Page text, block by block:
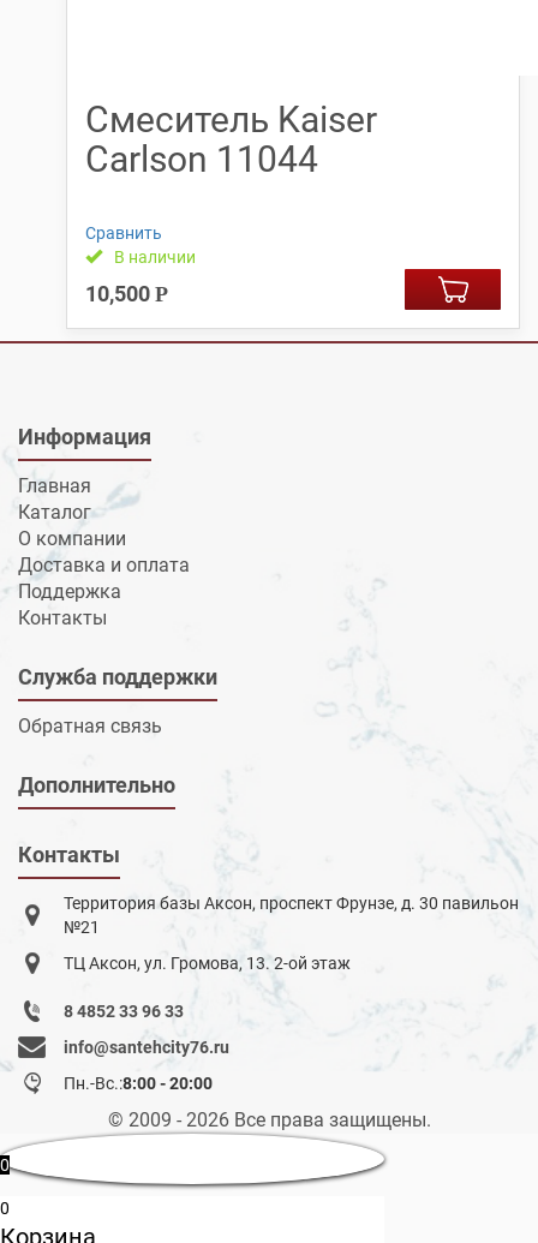
Смеситель Kaiser
Carlson 11044
Сравнить
В наличии
10,500 Р
Информация
Главная
Каталог
О компании
Доставка и оплата
Поддержка
Контакты
Служба поддержки
Обратная связь
Дополнительно
Контакты
Территория базы Аксон, проспект Фрунзе, д. 30 павильон
№21
ТЦ Аксон, ул. Громова, 13. 2-ой этаж
8 4852 33 96 33
info@santehcity76.ru
Пн.-Вс.:8:00 - 20:00
© 2009 - 2026 Все права защищены.
0
0
Корзина